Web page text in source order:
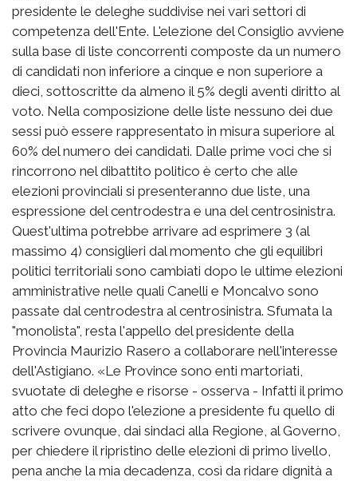
presidente le deleghe suddivise nei vari settori di
competenza dell'Ente. L'elezione del Consiglio avviene
sulla base di liste concorrenti composte da un numero
di candidati non inferiore a cinque e non superiore a
dieci, sottoscritte da almeno il 5% degli aventi diritto al
voto. Nella composizione delle liste nessuno dei due
sessi può essere rappresentato in misura superiore al
60% del numero dei candidati. Dalle prime voci che si
rincorrono nel dibattito politico è certo che alle
elezioni provinciali si presenteranno due liste, una
espressione del centrodestra e una del centrosinistra.
Quest'ultima potrebbe arrivare ad esprimere 3 (al
massimo 4) consiglieri dal momento che gli equilibri
politici territoriali sono cambiati dopo le ultime elezioni
amministrative nelle quali Canelli e Moncalvo sono
passate dal centrodestra al centrosinistra. Sfumata la
"monolista", resta l'appello del presidente della
Provincia Maurizio Rasero a collaborare nell'interesse
dell'Astigiano. «Le Province sono enti martoriati,
svuotate di deleghe e risorse - osserva - Infatti il primo
atto che feci dopo l'elezione a presidente fu quello di
scrivere ovunque, dai sindaci alla Regione, al Governo,
per chiedere il ripristino delle elezioni di primo livello,
pena anche la mia decadenza, così da ridare dignità a